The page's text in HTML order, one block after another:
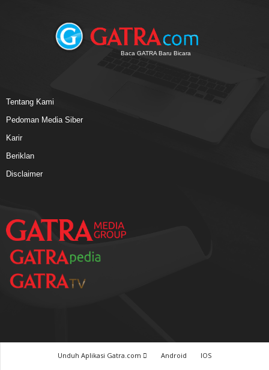
Baca GATRA Baru Bicara
Tentang Kami
Pedoman Media Siber
Karir
Beriklan
Disclaimer
Unduh Aplikasi Gatra.com Android
IOS